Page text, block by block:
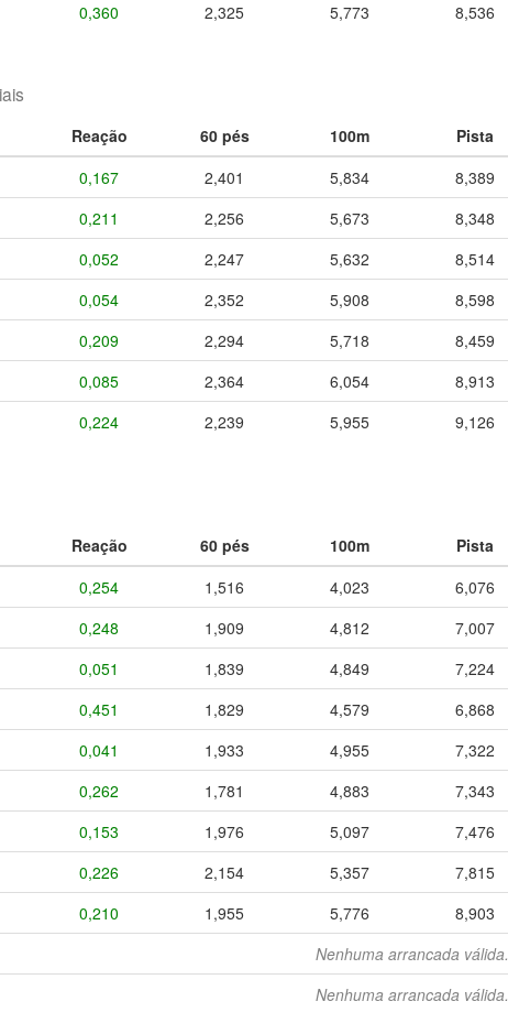
0,360 2,325 5,773 8,536
Reação 60 pés 100m Pista
0,167 2,401 5,834 8,389
0,211 2,256 5,673 8,348
0,052 2,247 5,632 8,514
0,054 2,352 5,908 8,598
0,209 2,294 5,718 8,459
0,085 2,364 6,054 8,913
0,224 2,239 5,955 9,126
Reação 60 pés 100m Pista
0,254 1,516 4,023 6,076
0,248 1,909 4,812 7,007
0,051 1,839 4,849 7,224
0,451 1,829 4,579 6,868
0,041 1,933 4,955 7,322
0,262 1,781 4,883 7,343
0,153 1,976 5,097 7,476
0,226 2,154 5,357 7,815
0,210 1,955 5,776 8,903
Nenhuma arrancada válida.
Nenhuma arrancada válida.